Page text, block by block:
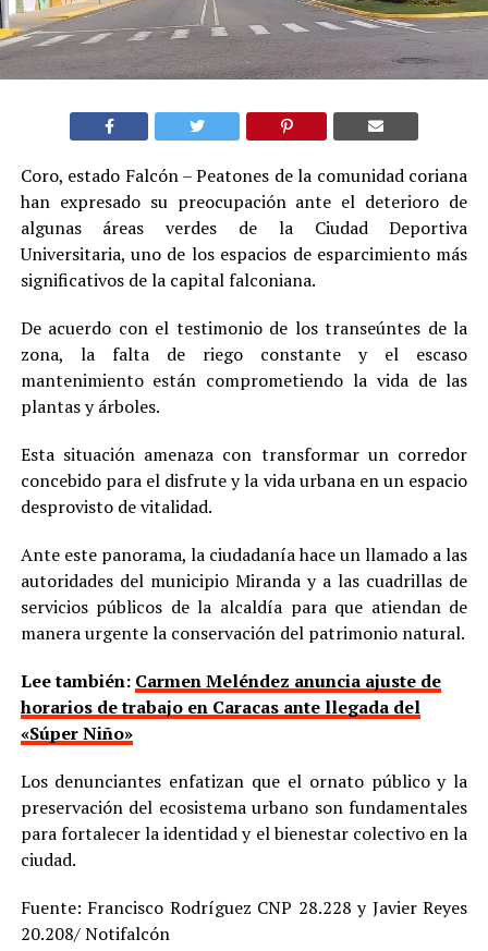
Coro, estado Falcón – Peatones de la comunidad coriana
han expresado su preocupación ante el deterioro de
algunas áreas verdes de la Ciudad Deportiva
Universitaria, uno de los espacios de esparcimiento más
significativos de la capital falconiana.
De acuerdo con el testimonio de los transeúntes de la
zona, la falta de riego constante y el escaso
mantenimiento están comprometiendo la vida de las
plantas y árboles.
Esta situación amenaza con transformar un corredor
concebido para el disfrute y la vida urbana en un espacio
desprovisto de vitalidad.
Ante este panorama, la ciudadanía hace un llamado a las
autoridades del municipio Miranda y a las cuadrillas de
servicios públicos de la alcaldía para que atiendan de
manera urgente la conservación del patrimonio natural.
Lee también: Carmen Meléndez anuncia ajuste de
horarios de trabajo en Caracas ante llegada del
«Súper Niño»
Los denunciantes enfatizan que el ornato público y la
preservación del ecosistema urbano son fundamentales
para fortalecer la identidad y el bienestar colectivo en la
ciudad.
Fuente: Francisco Rodríguez CNP 28.228 y Javier Reyes
20.208/ Notifalcón